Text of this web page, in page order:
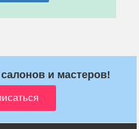
и мастеров!